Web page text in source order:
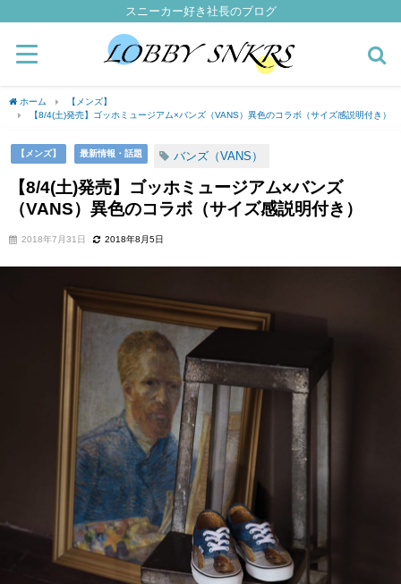
スニーカー好き社長のブログ
ホーム
【メンズ】
【8/4(土)発売】ゴッホミュージアム×バンズ（VANS）異色のコラボ（サイズ感説明付き）
【メンズ】 最新情報・話題 バンズ（VANS）
【8/4(土)発売】ゴッホミュージアム×バンズ
（VANS）異色のコラボ（サイズ感説明付き）
2018年7月31日 2018年8月5日